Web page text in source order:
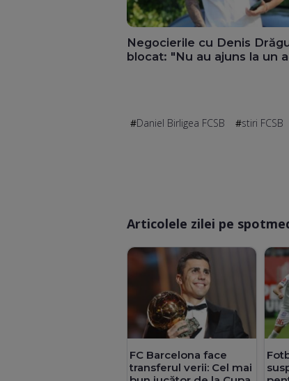
Negocierile cu Denis
blocat: "Nu au ajuns la un
Daniel Birligea FCSB stiri FCSB
Articolele zilei pe
FC Barcelona face
transferul verii: Cel mai